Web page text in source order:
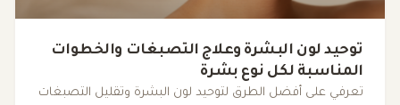
توحيد لون البشرة وعلاج التصبغات والخطوات
المناسبة لكل نوع بشرة
تعرفي على أفضل الطرق لتوحيد لون البشرة وتقليل التصبغات